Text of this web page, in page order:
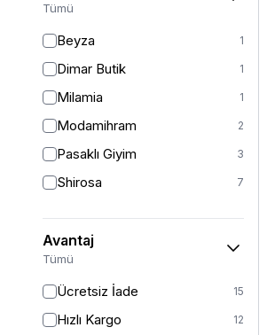
Tümü
Beyza 1
Dimar Butik 1
Milamia 1
Modamihram 2
Pasaklı Giyim 3
Shirosa 7
Avantaj
Tümü
Ücretsiz İade 15
Hızlı Kargo 12